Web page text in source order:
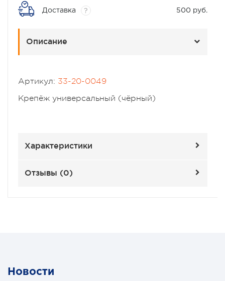
Доставка ? 500 руб.
Описание
Артикул: 33-20-0049
Крепёж универсальный (чёрный)
Характеристики
Отзывы (0)
Новости